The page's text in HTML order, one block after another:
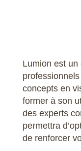
Lumion est
concepts en
former à son
des experts
permettra
de renforcer